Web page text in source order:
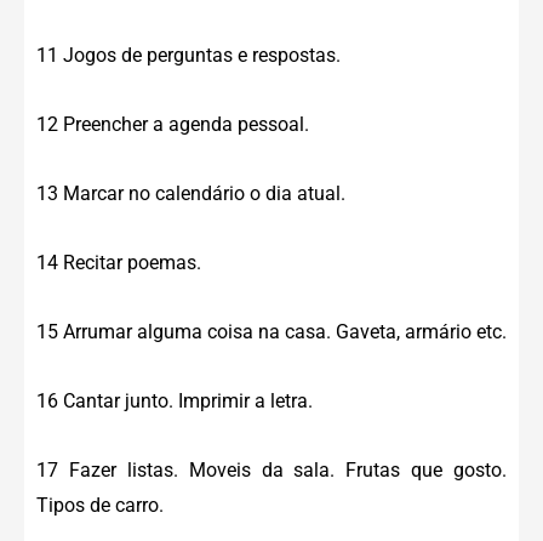
11 Jogos de perguntas e respostas.
12 Preencher a agenda pessoal.
13 Marcar no calendário o dia atual.
14 Recitar poemas.
15 Arrumar alguma coisa na casa. Gaveta, armário etc.
16 Cantar junto. Imprimir a letra.
17 Fazer listas. Moveis da sala. Frutas que gosto.
Tipos de carro.